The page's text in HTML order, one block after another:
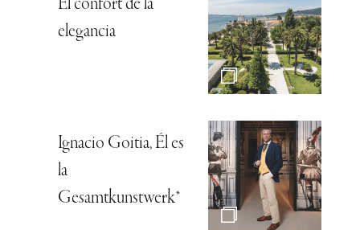
El confort de la
elegancia
Ignacio Goitia, Él es
la
Gesamtkunstwerk*